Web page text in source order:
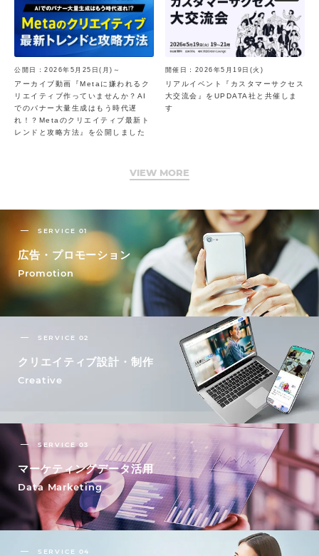
公開日：2026年5月25日(月)～
アーカイブ動画『Metaに嫌われるク
リエイティブ作っていませんか？AI
でのバナー大量生成はもう時代遅
れ！？Metaのクリエイティブ最新ト
レンドと攻略方法』を公開しました
開催日：2026年5月19日(火)
リアルイベント『カスタマーサクセス
大交流会』をUPDATA社と共催しま
す
VIEW MORE
SERVICE 01
広告・プロモーション
Promotion
SERVICE 02
クリエイティブ設計・制作
Creative
SERVICE 03
マーケティングデータ活用
Data Marketing
SERVICE 04